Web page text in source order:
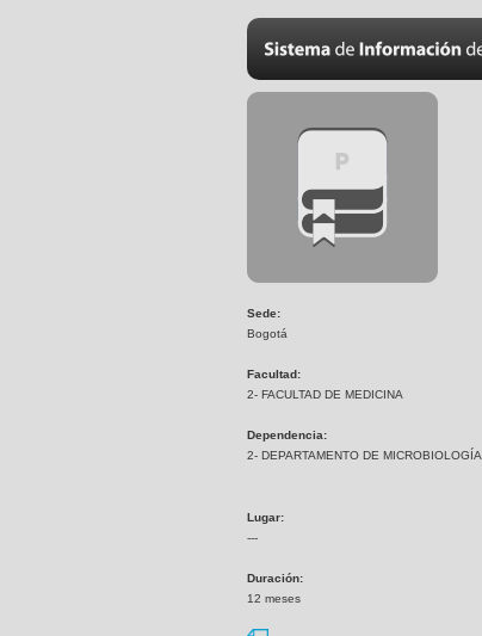
Sede:
Bogotá
Facultad:
2- FACULTAD DE MEDICINA
Dependencia:
2- DEPARTAMENTO DE MICROBIOLOGÍA
Lugar:
---
Duración:
12 meses